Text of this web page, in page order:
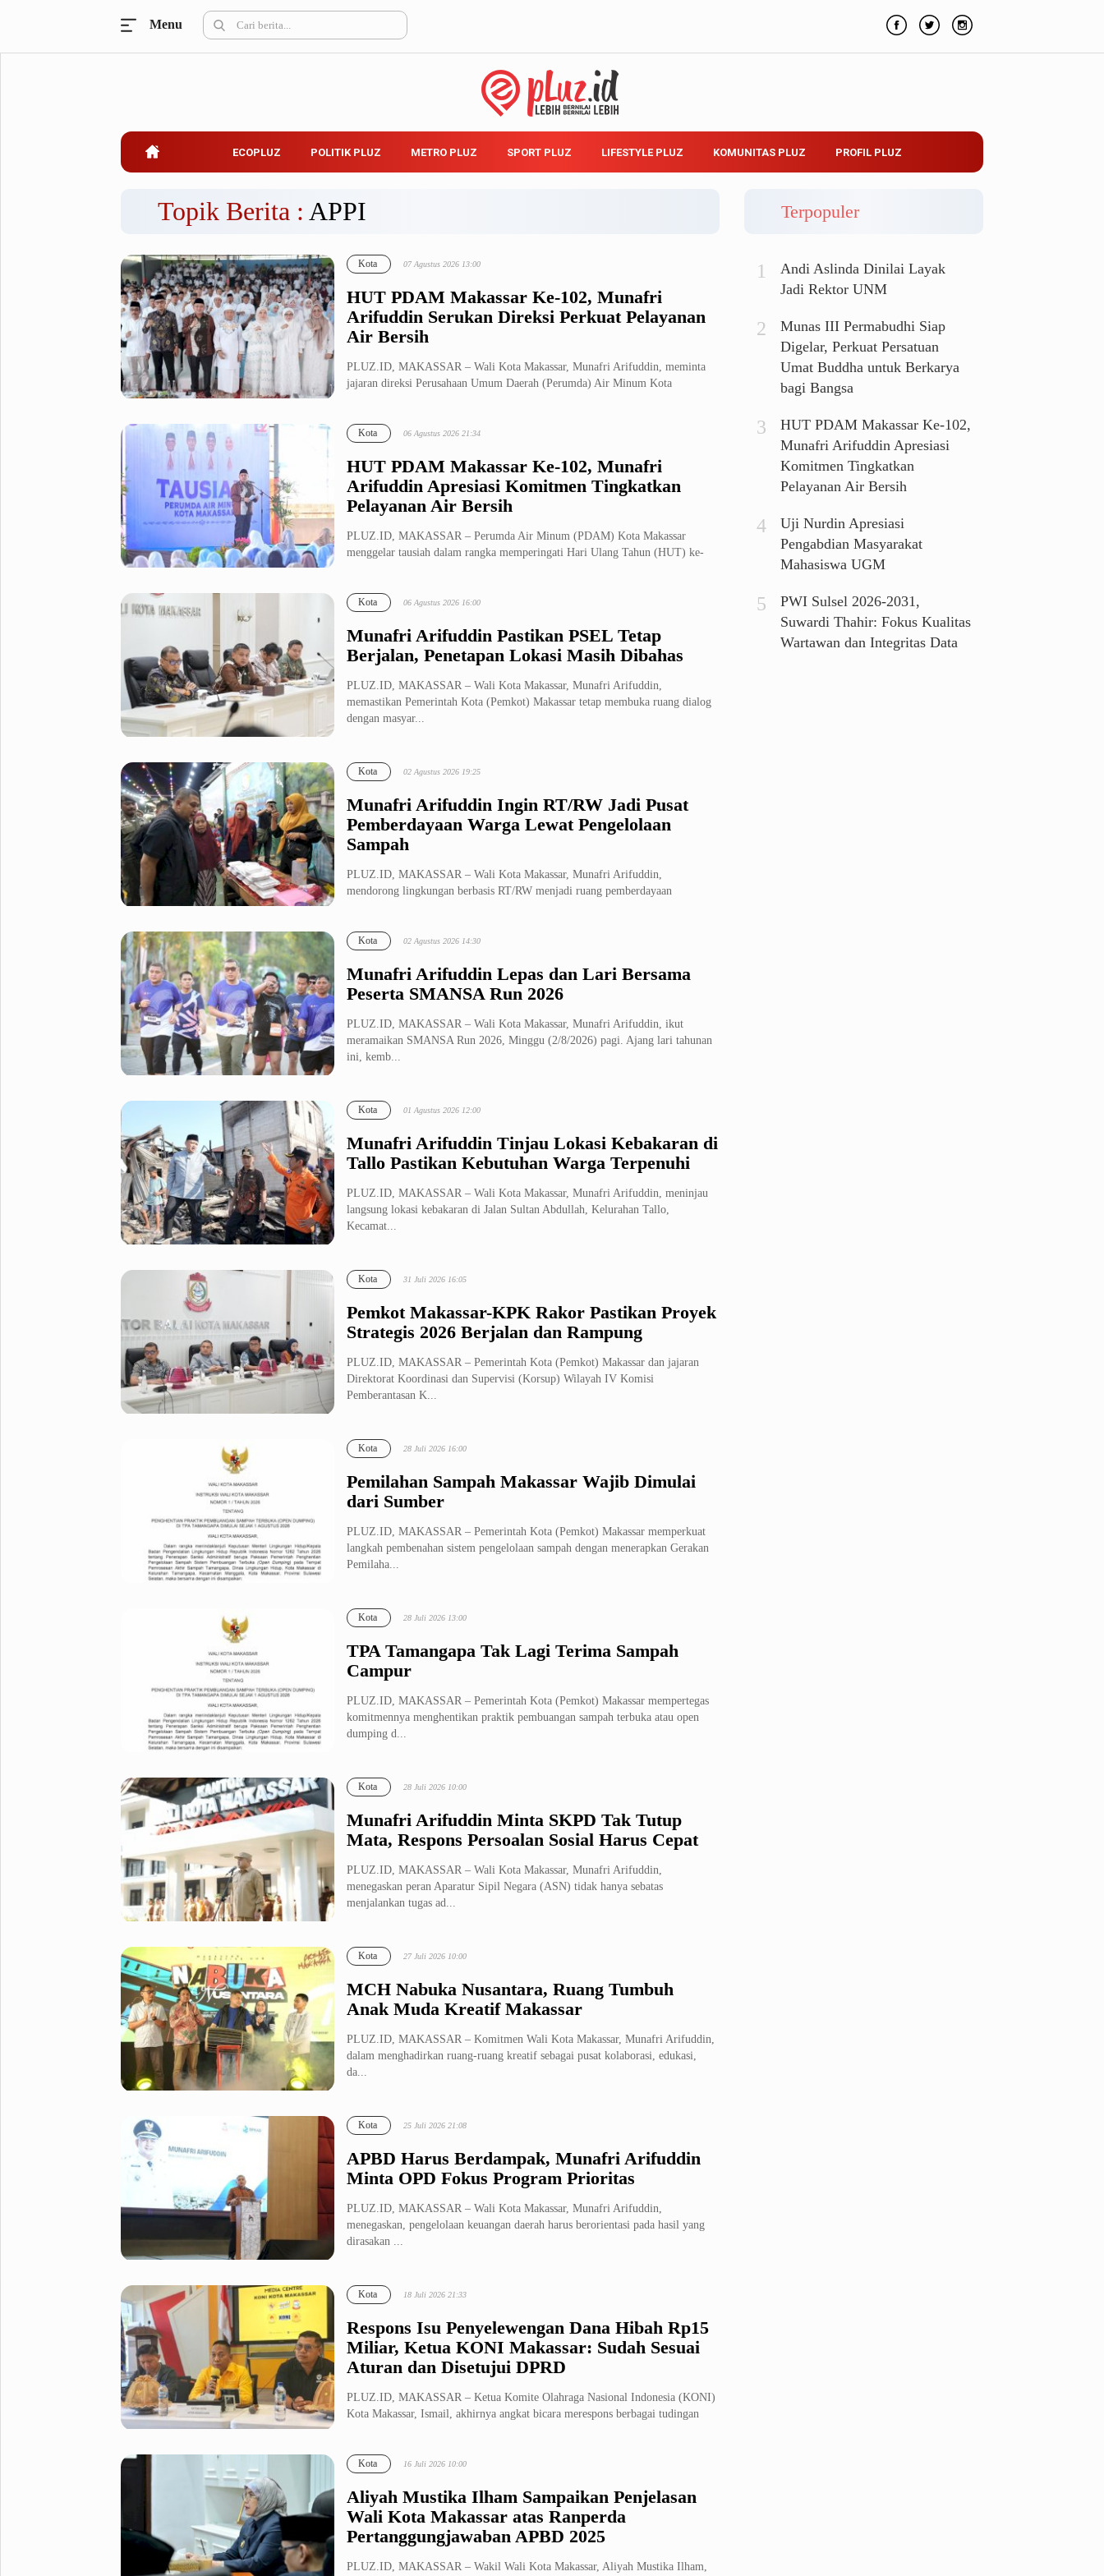
Belanja
Kuliner
Pemilu
Partai Politik
Pilpres
Hukum & Kriminal
Internasional
Citizen
Pemerintahan
Bulutangkis
Infotainment
Parenting
Menu
ECOPLUZ POLITIK PLUZ METRO PLUZ SPORT PLUZ LIFESTYLE PLUZ KOMUNITAS PLUZ PROFIL PLUZ
Topik Berita : APPI
HUT PDAM Makassar Ke-102, Munafri
Arifuddin Serukan Direksi Perkuat Pelayanan
Air Bersih
Kota 07 Agustus 2026 13:00
PLUZ.ID, MAKASSAR – Wali Kota Makassar, Munafri Arifuddin, meminta
jajaran direksi Perusahaan Umum Daerah (Perumda) Air Minum Kota
HUT PDAM Makassar Ke-102, Munafri
Arifuddin Apresiasi Komitmen Tingkatkan
Pelayanan Air Bersih
Kota 06 Agustus 2026 21:34
PLUZ.ID, MAKASSAR – Perumda Air Minum (PDAM) Kota Makassar
menggelar tausiah dalam rangka memperingati Hari Ulang Tahun (HUT) ke-
Munafri Arifuddin Pastikan PSEL Tetap
Berjalan, Penetapan Lokasi Masih Dibahas
Kota 06 Agustus 2026 16:00
PLUZ.ID, MAKASSAR – Wali Kota Makassar, Munafri Arifuddin,
memastikan Pemerintah Kota (Pemkot) Makassar tetap membuka ruang dialog
dengan masyar...
Munafri Arifuddin Ingin RT/RW Jadi Pusat
Pemberdayaan Warga Lewat Pengelolaan
Sampah
Kota 02 Agustus 2026 19:25
PLUZ.ID, MAKASSAR – Wali Kota Makassar, Munafri Arifuddin,
mendorong lingkungan berbasis RT/RW menjadi ruang pemberdayaan
Munafri Arifuddin Lepas dan Lari Bersama
Peserta SMANSA Run 2026
Kota 02 Agustus 2026 14:30
PLUZ.ID, MAKASSAR – Wali Kota Makassar, Munafri Arifuddin, ikut
meramaikan SMANSA Run 2026, Minggu (2/8/2026) pagi. Ajang lari tahunan
ini, kemb...
Munafri Arifuddin Tinjau Lokasi Kebakaran di
Tallo Pastikan Kebutuhan Warga Terpenuhi
Kota 01 Agustus 2026 12:00
PLUZ.ID, MAKASSAR – Wali Kota Makassar, Munafri Arifuddin, meninjau
langsung lokasi kebakaran di Jalan Sultan Abdullah, Kelurahan Tallo,
Kecamat...
Pemkot Makassar-KPK Rakor Pastikan Proyek
Strategis 2026 Berjalan dan Rampung
Kota 31 Juli 2026 16:05
PLUZ.ID, MAKASSAR – Pemerintah Kota (Pemkot) Makassar dan jajaran
Direktorat Koordinasi dan Supervisi (Korsup) Wilayah IV Komisi
Pemberantasan K...
Pemilahan Sampah Makassar Wajib Dimulai
dari Sumber
Kota 28 Juli 2026 16:00
PLUZ.ID, MAKASSAR – Pemerintah Kota (Pemkot) Makassar memperkuat
langkah pembenahan sistem pengelolaan sampah dengan menerapkan Gerakan
Pemilaha...
TPA Tamangapa Tak Lagi Terima Sampah
Campur
Kota 28 Juli 2026 13:00
PLUZ.ID, MAKASSAR – Pemerintah Kota (Pemkot) Makassar mempertegas
komitmennya menghentikan praktik pembuangan sampah terbuka atau open
dumping d...
Munafri Arifuddin Minta SKPD Tak Tutup
Mata, Respons Persoalan Sosial Harus Cepat
Kota 28 Juli 2026 10:00
PLUZ.ID, MAKASSAR – Wali Kota Makassar, Munafri Arifuddin,
menegaskan peran Aparatur Sipil Negara (ASN) tidak hanya sebatas
menjalankan tugas ad...
MCH Nabuka Nusantara, Ruang Tumbuh
Anak Muda Kreatif Makassar
Kota 27 Juli 2026 10:00
PLUZ.ID, MAKASSAR – Komitmen Wali Kota Makassar, Munafri Arifuddin,
dalam menghadirkan ruang-ruang kreatif sebagai pusat kolaborasi, edukasi,
da...
APBD Harus Berdampak, Munafri Arifuddin
Minta OPD Fokus Program Prioritas
Kota 25 Juli 2026 21:08
PLUZ.ID, MAKASSAR – Wali Kota Makassar, Munafri Arifuddin,
menegaskan, pengelolaan keuangan daerah harus berorientasi pada hasil yang
dirasakan ...
Respons Isu Penyelewengan Dana Hibah Rp15
Miliar, Ketua KONI Makassar: Sudah Sesuai
Aturan dan Disetujui DPRD
Kota 18 Juli 2026 21:33
PLUZ.ID, MAKASSAR – Ketua Komite Olahraga Nasional Indonesia (KONI)
Kota Makassar, Ismail, akhirnya angkat bicara merespons berbagai tudingan
Aliyah Mustika Ilham Sampaikan Penjelasan
Wali Kota Makassar atas Ranperda
Pertanggungjawaban APBD 2025
Kota 16 Juli 2026 10:00
PLUZ.ID, MAKASSAR – Wakil Wali Kota Makassar, Aliyah Mustika Ilham,
Terpopuler
Andi Aslinda Dinilai Layak
Jadi Rektor UNM
Munas III Permabudhi Siap
Digelar, Perkuat Persatuan
Umat Buddha untuk Berkarya
bagi Bangsa
HUT PDAM Makassar Ke-102,
Munafri Arifuddin Apresiasi
Komitmen Tingkatkan
Pelayanan Air Bersih
Uji Nurdin Apresiasi
Pengabdian Masyarakat
Mahasiswa UGM
PWI Sulsel 2026-2031,
Suwardi Thahir: Fokus Kualitas
Wartawan dan Integritas Data